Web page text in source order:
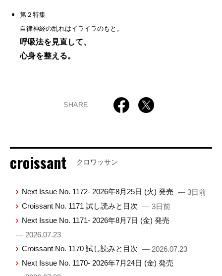
第２特集
自律神経の乱れはイライラのもと。
呼吸法を見直して、
心身を整える。
SHARE
croissant クロワッサン
Next Issue No. 1172- 2026年8月25日 (火) 発売 — 3日前
Croissant No. 1171 試し読みと目次 — 3日前
Next Issue No. 1171- 2026年8月7日 (金) 発売
— 2026.07.23
Croissant No. 1170 試し読みと目次 — 2026.07.23
Next Issue No. 1170- 2026年7月24日 (金) 発売